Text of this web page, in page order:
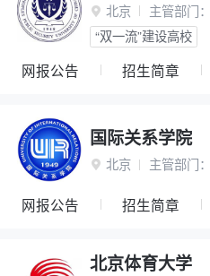
 北京 主管部门：
“双一流”建设高校
网报公告 招生简章
国际关系学院
 北京 主管部门：
网报公告 招生简章
北京体育大学